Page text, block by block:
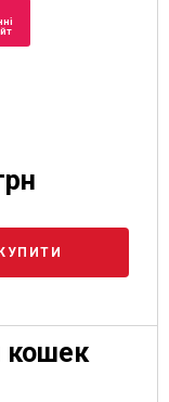
КУПИТИ
кошек